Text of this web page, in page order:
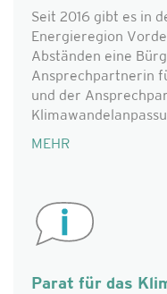
Seit 2016 gibt es in
Energieregion
Abständen eine
Ansprechpartnerin
und der
MEHR
Parat für das